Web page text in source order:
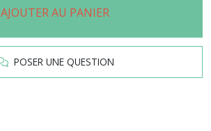
AJOUTER AU PANIER
POSER UNE QUESTION